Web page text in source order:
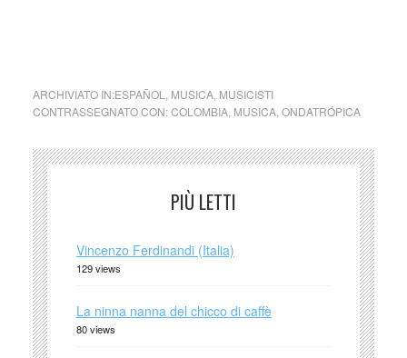
ARCHIVIATO IN:ESPAÑOL MUSICA, MUSICISTI
CONTRASSEGNATO CON:COLOMBIA, MUSICA, ONDATRÓPICA
PIÙ LETTI
Vincenzo Ferdinandi (Italia)
129 views
La ninna nanna del chicco di caffè
80 views